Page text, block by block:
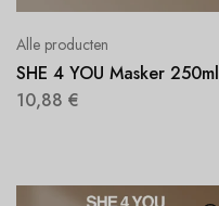
Alle producten
SHE 4 YOU Masker 250ml
10,88 €